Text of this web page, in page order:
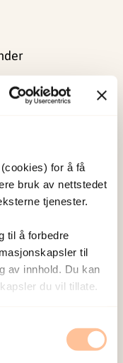
for å få
bruk av nettstedet
tjenester.
til å forbedre
til
av innhold. Du kan
du vil tillate.
er å bidra
og